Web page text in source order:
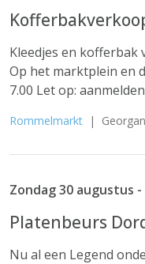
Kleedjes en kofferbak
Op het marktplein en
7.00 Let op:
Rommelmarkt |
Zondag 30 augustus
Platenbeurs
Nu al een Legend